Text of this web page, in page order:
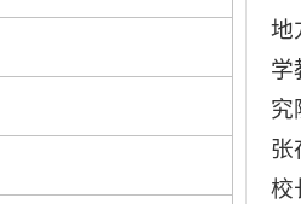
地
学
究
张
校